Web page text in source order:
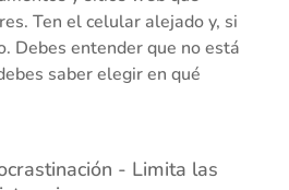
Ten el celular alejado y, si
Debes entender que no está
saber elegir en qué